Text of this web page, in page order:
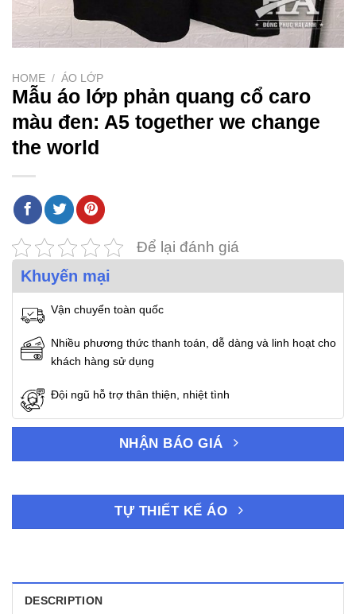
HOME / ÁO LỚP
Mẫu áo lớp phản quang cổ caro
màu đen: A5 together we change
the world
Để lại đánh giá
Khuyến mại
Vận chuyển toàn quốc
Nhiều phương thức thanh toán, dễ dàng và linh hoạt cho
khách hàng sử dụng
Đội ngũ hỗ trợ thân thiện, nhiệt tình
NHẬN BÁO GIÁ
TỰ THIẾT KẾ ÁO
DESCRIPTION